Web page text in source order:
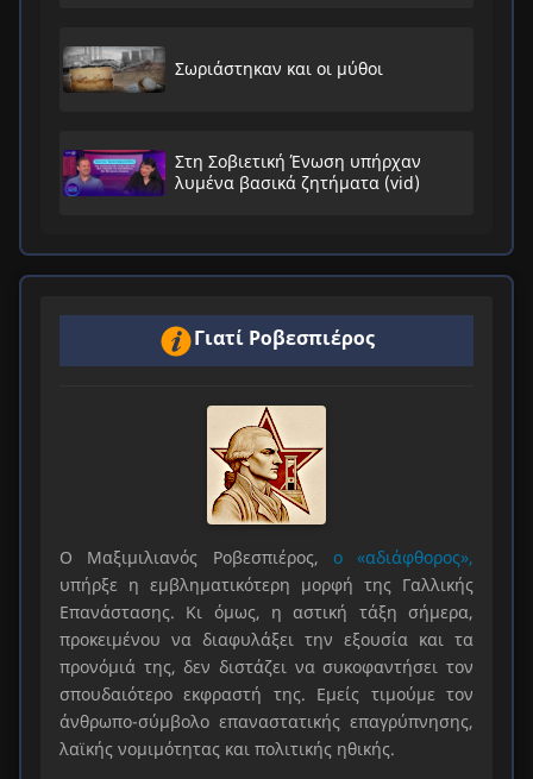
Σωριάστηκαν και οι μύθοι
Στη Σοβιετική Ένωση υπήρχαν
λυμένα βασικά ζητήματα (vid)
Γιατί Ροβεσπιέρος
Ο Μαξιμιλιανός Ροβεσπιέρος, ο «αδιάφθορος»,
υπήρξε η εμβληματικότερη μορφή της Γαλλικής
Επανάστασης. Κι όμως, η αστική τάξη σήμερα,
προκειμένου να διαφυλάξει την εξουσία και τα
προνόμιά της, δεν διστάζει να συκοφαντήσει τον
σπουδαιότερο εκφραστή της. Εμείς τιμούμε τον
άνθρωπο-σύμβολο επαναστατικής επαγρύπνησης,
λαϊκής νομιμότητας και πολιτικής ηθικής.